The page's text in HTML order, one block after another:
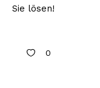
Sie lösen!
0